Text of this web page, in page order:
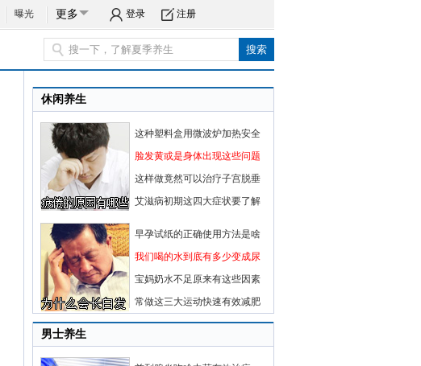
曝光 更多 登录 注册
休闲养生
这种塑料盒用微波炉加热安全
脸发黄或是身体出现这些问题
这样做竟然可以治疗子宫脱垂
艾滋病初期这四大症状要了解
早孕试纸的正确使用方法是啥
我们喝的水到底有多少变成尿
宝妈奶水不足原来有这些因素
常做这三大运动快速有效减肥
男士养生